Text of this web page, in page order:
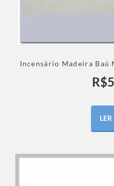
Incensário Madeira Baú
R$